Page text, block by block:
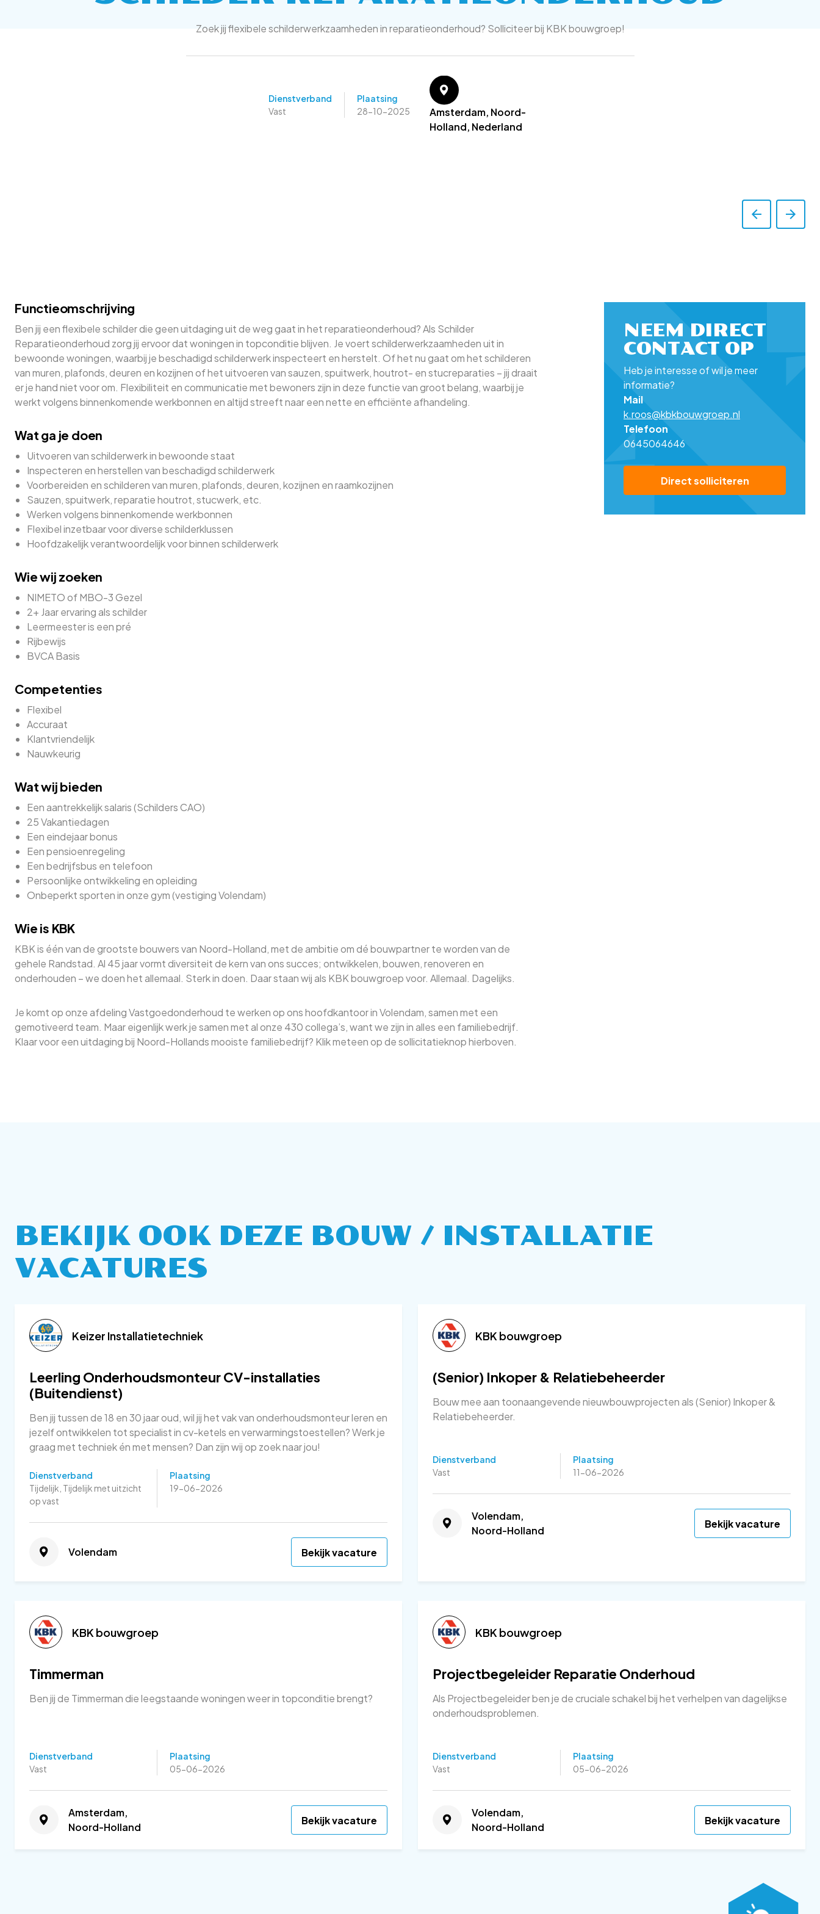
Zoek jij flexibele schilderwerkzaamheden in reparatieonderhoud? Solliciteer bij KBK bouwgroep!
Dienstverband
Vast
Plaatsing
28-10-2025
Amsterdam, Noord-
Holland, Nederland
Functieomschrijving
Ben jij een flexibele schilder die geen uitdaging uit de weg gaat in het reparatieonderhoud? Als Schilder
Reparatieonderhoud zorg jij ervoor dat woningen in topconditie blijven. Je voert schilderwerkzaamheden uit in
bewoonde woningen, waarbij je beschadigd schilderwerk inspecteert en herstelt. Of het nu gaat om het schilderen
van muren, plafonds, deuren en kozijnen of het uitvoeren van sauzen, spuitwerk, houtrot- en stucreparaties – jij draait
er je hand niet voor om. Flexibiliteit en communicatie met bewoners zijn in deze functie van groot belang, waarbij je
werkt volgens binnenkomende werkbonnen en altijd streeft naar een nette en efficiënte afhandeling.
Wat ga je doen
Uitvoeren van schilderwerk in bewoonde staat
Inspecteren en herstellen van beschadigd schilderwerk
Voorbereiden en schilderen van muren, plafonds, deuren, kozijnen en raamkozijnen
Sauzen, spuitwerk, reparatie houtrot, stucwerk, etc.
Werken volgens binnenkomende werkbonnen
Flexibel inzetbaar voor diverse schilderklussen
Hoofdzakelijk verantwoordelijk voor binnen schilderwerk
Wie wij zoeken
NIMETO of MBO-3 Gezel
2+ Jaar ervaring als schilder
Leermeester is een pré
Rijbewijs
BVCA Basis
Competenties
Flexibel
Accuraat
Klantvriendelijk
Nauwkeurig
Wat wij bieden
Een aantrekkelijk salaris (Schilders CAO)
25 Vakantiedagen
Een eindejaar bonus
Een pensioenregeling
Een bedrijfsbus en telefoon
Persoonlijke ontwikkeling en opleiding
Onbeperkt sporten in onze gym (vestiging Volendam)
Wie is KBK
KBK is één van de grootste bouwers van Noord-Holland, met de ambitie om dé bouwpartner te worden van de
gehele Randstad. Al 45 jaar vormt diversiteit de kern van ons succes; ontwikkelen, bouwen, renoveren en
onderhouden – we doen het allemaal. Sterk in doen. Daar staan wij als KBK bouwgroep voor. Allemaal. Dagelijks.
Je komt op onze afdeling Vastgoedonderhoud te werken op ons hoofdkantoor in Volendam, samen met een
gemotiveerd team. Maar eigenlijk werk je samen met al onze 430 collega’s, want we zijn in alles een familiebedrijf.
Klaar voor een uitdaging bij Noord-Hollands mooiste familiebedrijf? Klik meteen op de sollicitatieknop hierboven.
NEEM DIRECT
CONTACT OP
Heb je interesse of wil je meer
informatie?
Mail
k.roos@kbkbouwgroep.nl
Telefoon
0645064646
Direct solliciteren
BEKIJK OOK DEZE BOUW / INSTALLATIE
VACATURES
Keizer Installatietechniek
Leerling Onderhoudsmonteur CV-installaties
(Buitendienst)
Ben jij tussen de 18 en 30 jaar oud, wil jij het vak van onderhoudsmonteur leren en
jezelf ontwikkelen tot specialist in cv-ketels en verwarmingstoestellen? Werk je
graag met techniek én met mensen? Dan zijn wij op zoek naar jou!
Dienstverband
Tijdelijk, Tijdelijk met uitzicht
op vast
Plaatsing
19-06-2026
Volendam Bekijk vacature
KBK bouwgroep
(Senior) Inkoper & Relatiebeheerder
Bouw mee aan toonaangevende nieuwbouwprojecten als (Senior) Inkoper &
Relatiebeheerder.
Dienstverband
Vast
Plaatsing
11-06-2026
Volendam,
Noord-Holland
Bekijk vacature
KBK bouwgroep
Timmerman
Ben jij de Timmerman die leegstaande woningen weer in topconditie brengt?
Dienstverband
Vast
Plaatsing
05-06-2026
Amsterdam,
Noord-Holland
Bekijk vacature
KBK bouwgroep
Projectbegeleider Reparatie Onderhoud
Als Projectbegeleider ben je de cruciale schakel bij het verhelpen van dagelijkse
onderhoudsproblemen.
Dienstverband
Vast
Plaatsing
05-06-2026
Volendam,
Noord-Holland
Bekijk vacature